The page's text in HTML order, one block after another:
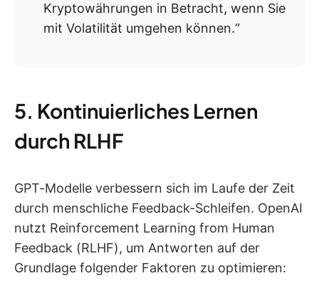
Kryptowährungen in Betracht, wenn Sie
mit Volatilität umgehen können.“
5. Kontinuierliches Lernen
durch RLHF
GPT-Modelle verbessern sich im Laufe der Zeit
durch menschliche Feedback-Schleifen. OpenAI
nutzt Reinforcement Learning from Human
Feedback (RLHF), um Antworten auf der
Grundlage folgender Faktoren zu optimieren: